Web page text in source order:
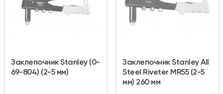
Заклепочник Stanley (0-
69-804) (2-5 мм)
Заклепочник Stanley All
Steel Riveter MR55 (2-5
мм) 260 мм